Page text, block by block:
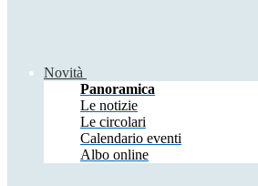
Novità
Panoramica
Le notizie
Le circolari
Calendario eventi
Albo online